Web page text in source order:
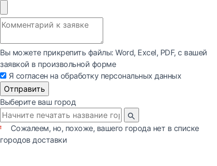
Вы можете прикрепить файлы: Word, Exсel, PDF, с вашей
заявкой в произвольной форме
Я согласен на обработку персональных данных
Отправить
Выберите ваш город
Сожалеем, но, похоже, вашего города нет в списке
городов доставки